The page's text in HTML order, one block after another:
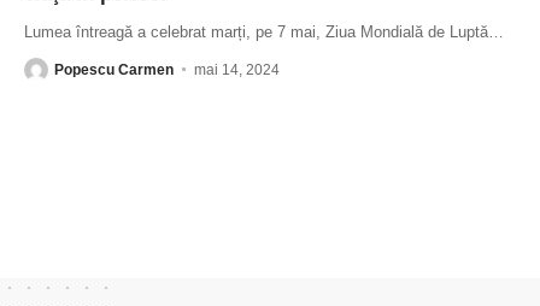
Lumea întreagă a celebrat marți, pe 7 mai, Ziua Mondială de Luptă
Popescu Carmen mai 14, 2024